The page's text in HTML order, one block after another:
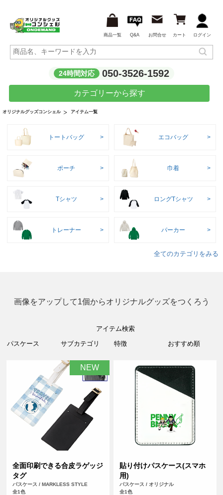
商品一覧 Q&A お問合せ カート ログイン
24時間対応 050-3526-1592
カテゴリーから探す
オリジナルグッズコンシェル アイテム一覧
トートバッグ エコバッグ
ポーチ 巾着
Tシャツ ロングTシャツ
トレーナー パーカー
全てのカテゴリをみる
画像をアップして1個からオリジナルグッズをつくろう
アイテム検索
NEW
全面印刷できる合皮ラゲッジ
タグ
パスケース / MARKLESS STYLE
全1色
貼り付けパスケース(スマホ
用)
パスケース / オリジナル
全1色